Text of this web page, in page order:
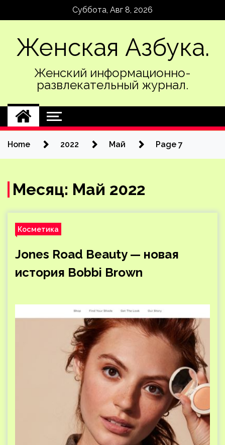
Суббота, Авг 8, 2026
Женская Азбука.
Женский информационно-
развлекательный журнал.
Home 2022 Май Page 7
Месяц: Май 2022
Косметика
Jones Road Beauty — новая
история Bobbi Brown